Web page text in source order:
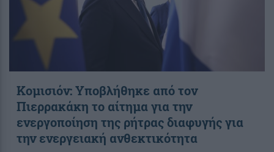
Κομισιόν: Υποβλήθηκε από τον
Πιερρακάκη το αίτημα για την
ενεργοποίηση της ρήτρας διαφυγής για
την ενεργειακή ανθεκτικότητα